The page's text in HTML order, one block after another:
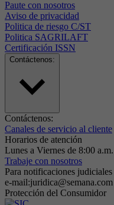
Paute con nosotros
Aviso de privacidad
Politica de riesgo C/ST
Politica SAGRILAFT
Certificación ISSN
Contáctenos:
Contáctenos:
Canales de servicio al cliente
Horarios de atención
Lunes a Viernes de 8:00
Trabaje con nosotros
Para notificaciones judiciales
e-mail:juridica@semana.com
Protección del Consumidor